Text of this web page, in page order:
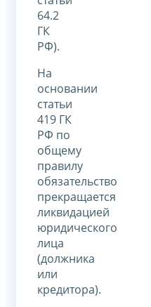
64.2
ГК
РФ).
На
основании
статьи
419 ГК
РФ по
общему
правилу
обязательство
прекращается
ликвидацией
юридического
лица
(должника
или
кредитора).